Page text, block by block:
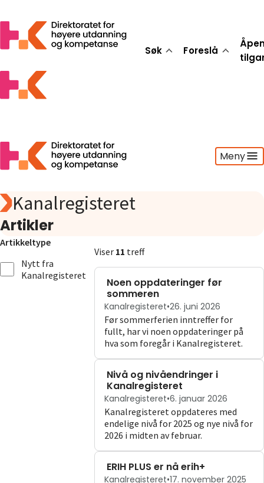
Søk Foreslå
Meny
Søk
Åpen tilgang
Statistikk
Aktuelt
Om
Kanalregisteret
Artikler
Artikkeltype
Nytt fra
Kanalregisteret
Viser 11 treff
Noen oppdateringer før
sommeren
Kanalregisteret•26. juni 2026
Før sommerferien inntreffer for
fullt, har vi noen oppdateringer på
hva som foregår i Kanalregisteret.
Nivå og nivåendringer i
Kanalregisteret
Kanalregisteret•6. januar 2026
Kanalregisteret oppdateres med
endelige nivå for 2025 og nye nivå for
2026 i midten av februar.
ERIH PLUS er nå erih+
Kanalregisteret•17. november 2025